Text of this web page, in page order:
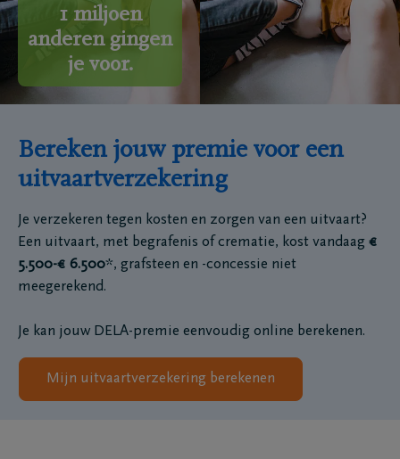
1 miljoen
anderen gingen
je voor.
Bereken jouw premie voor een
uitvaartverzekering
Je verzekeren tegen kosten en zorgen van een uitvaart?
Een uitvaart, met begrafenis of crematie, kost vandaag €
5.500-€ 6.500*, grafsteen en -concessie niet
meegerekend.
Je kan jouw DELA-premie eenvoudig online berekenen.
Mijn uitvaartverzekering berekenen